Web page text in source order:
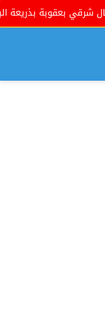
بعقوبة بذريعة البحث